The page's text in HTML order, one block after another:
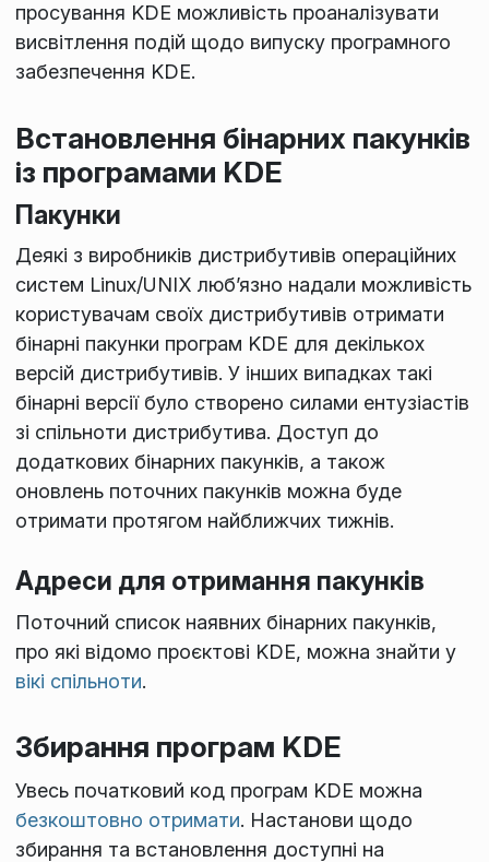
просування KDE можливість проаналізувати
висвітлення подій щодо випуску програмного
забезпечення KDE.
Встановлення бінарних пакунків
із програмами KDE
Пакунки
Деякі з виробників дистрибутивів операційних
систем Linux/UNIX люб’язно надали можливість
користувачам своїх дистрибутивів отримати
бінарні пакунки програм KDE для декількох
версій дистрибутивів. У інших випадках такі
бінарні версії було створено силами ентузіастів
зі спільноти дистрибутива. Доступ до
додаткових бінарних пакунків, а також
оновлень поточних пакунків можна буде
отримати протягом найближчих тижнів.
Адреси для отримання пакунків
Поточний список наявних бінарних пакунків,
про які відомо проєктові KDE, можна знайти у
вікі спільноти.
Збирання програм KDE
Увесь початковий код програм KDE можна
безкоштовно отримати. Настанови щодо
збирання та встановлення доступні на